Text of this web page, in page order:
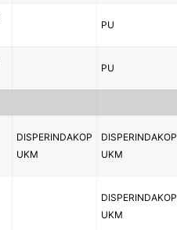
PU
PU
DISPERINDAKOP
UKM
DISPERINDAKOP
UKM
DISPERINDAKOP
UKM